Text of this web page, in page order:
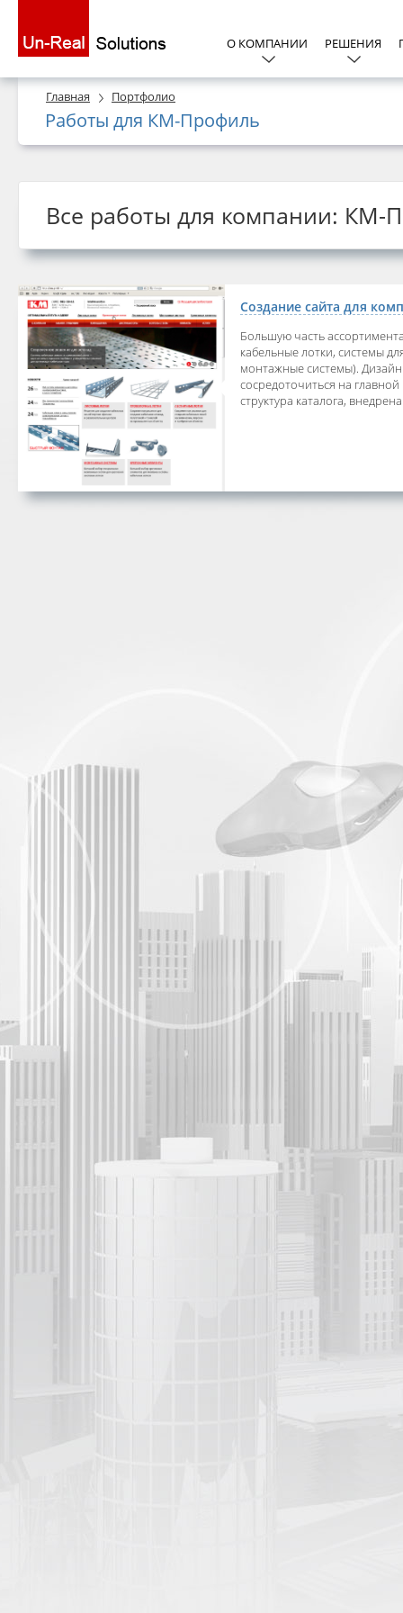
О КОМПАНИИ РЕШЕНИЯ
Главная Портфолио
Работы для КМ-Профиль
Все работы для компании: КМ-
Создание сайта для
Большую часть
кабельные лотки, системы
монтажные системы).
сосредоточиться на
структура каталога,